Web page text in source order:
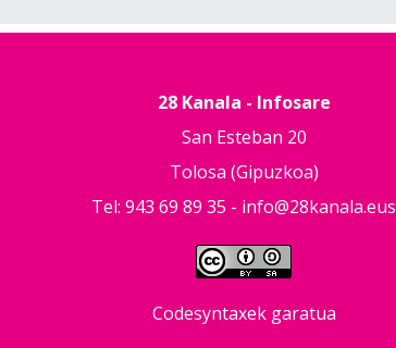
28 Kanala - Infosare
San Esteban 20
Tolosa (Gipuzkoa)
Tel: 943 69 89 35 - info@28kanala.eus
Codesyntaxek garatua